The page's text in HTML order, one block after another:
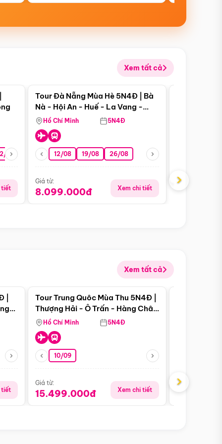
Xem tất cả
08 26/08 05/09 09/09 12/09
tiết
Điểm nổi bật
Tour Đà Nẵng Mùa Hè 5N4Đ | Bà
Nà - Hội An - Huế - La Vang -
Động Thiên Đường
Hồ Chí Minh 5N4Đ
12/08 19/08 26/08
Giá từ:
8.099.000đ Xem chi tiết
›
Xem tất cả
|
tiết
Điểm nổi bật
Tour Trung Quôc Mùa Thu 5N4Đ |
Thượng Hải - Ô Trấn - Hàng Châu
(Tour Không Shopping)
Hồ Chí Minh 5N4Đ
10/09
Giá từ:
15.499.000đ Xem chi tiết
Giá từ:
›